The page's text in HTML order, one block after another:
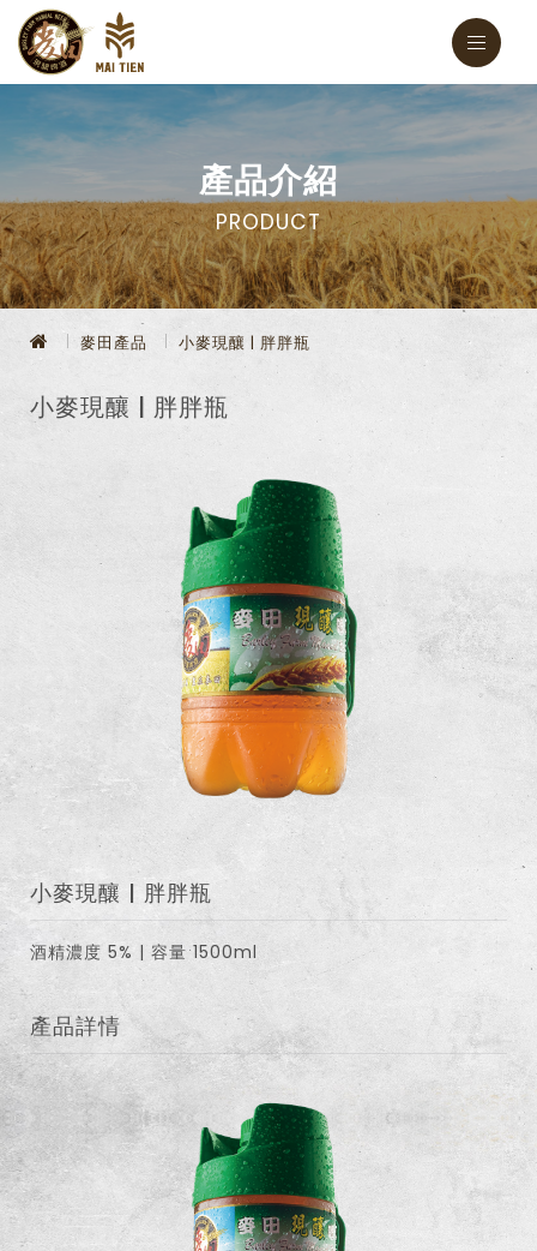
產品介紹
PRODUCT
麥田產品 小麥現釀 | 胖胖瓶
小麥現釀 | 胖胖瓶
小麥現釀 | 胖胖瓶
酒精濃度 5% | 容量 1500ml
產品詳情